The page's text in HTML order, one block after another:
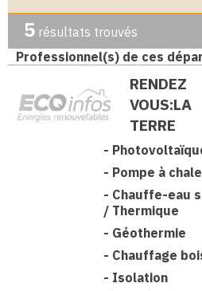
5 résultats trouvés
Professionnel(s) de ces
RENDEZ
VOUS:LA
TERRE
-
- Pompe à
- Chauffe-eau
/ Thermique
- Géothermie
- Chauffage
- Isolation